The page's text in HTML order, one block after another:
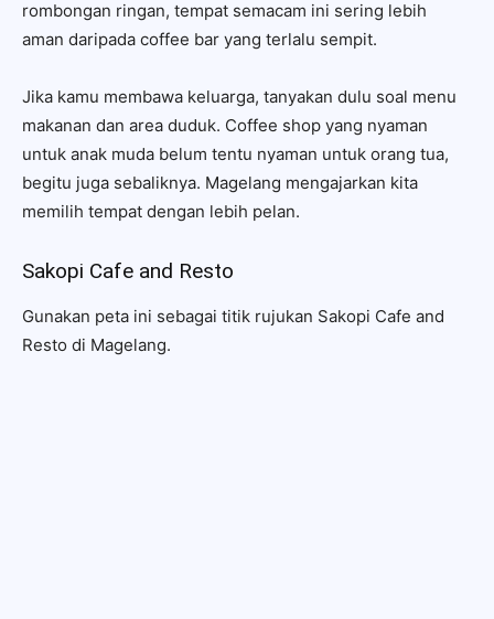
rombongan ringan, tempat semacam ini sering lebih
aman daripada coffee bar yang terlalu sempit.
Jika kamu membawa keluarga, tanyakan dulu soal menu
makanan dan area duduk. Coffee shop yang nyaman
untuk anak muda belum tentu nyaman untuk orang tua,
begitu juga sebaliknya. Magelang mengajarkan kita
memilih tempat dengan lebih pelan.
Sakopi Cafe and Resto
Gunakan peta ini sebagai titik rujukan Sakopi Cafe and
Resto di Magelang.